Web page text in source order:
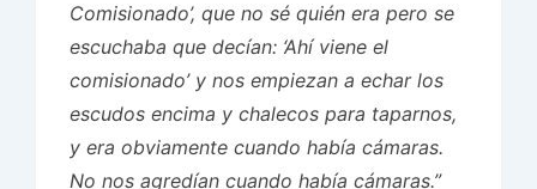
Comisionado’, que no sé quién era pero se
escuchaba que decían: ‘Ahí viene el
comisionado’ y nos empiezan a echar los
escudos encima y chalecos para taparnos,
y era obviamente cuando había cámaras.
No nos agredían cuando había cámaras.”